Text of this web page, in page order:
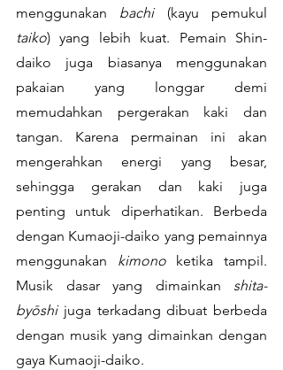
menggunakan bachi
taiko) yang lebih kuat. Pemain Shin-
daiko juga biasanya menggunakan
pakaian yang longgar demi
memudahkan pergerakan kaki dan
tangan. Karena permainan ini akan
mengerahkan energi yang besar,
sehingga gerakan dan kaki juga
penting untuk diperhatikan. Berbeda
dengan Kumaoji-daiko yang pemainnya
menggunakan kimono ketika tampil.
Musik dasar yang dimainkan shita-
byōshi juga terkadang dibuat berbeda
dengan musik yang dimainkan dengan
gaya Kumaoji-daiko.